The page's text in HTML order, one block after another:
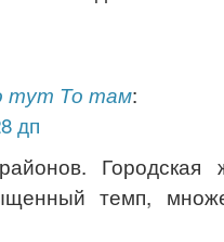
тут То там:
дп
Городская
темп,